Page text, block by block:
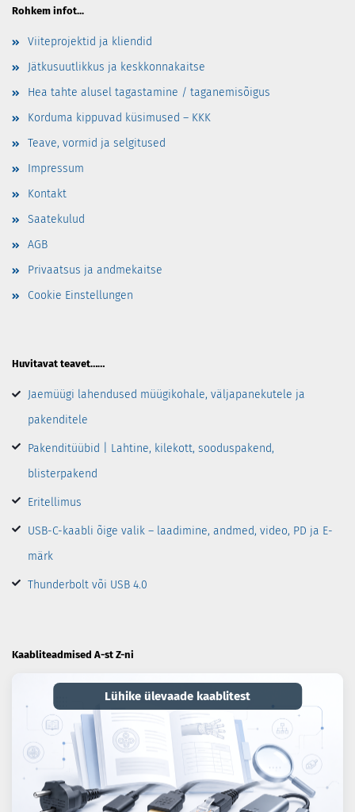
Rohkem infot...
Viiteprojektid ja kliendid
Jätkusuutlikkus ja keskkonnakaitse
Hea tahte alusel tagastamine / taganemisõigus
Korduma kippuvad küsimused – KKK
Teave, vormid ja selgitused
Impressum
Kontakt
Saatekulud
AGB
Privaatsus ja andmekaitse
Cookie Einstellungen
Huvitavat teavet……
Jaemüügi lahendused müügikohale, väljapanekutele ja
pakenditele
Pakenditüübid | Lahtine, kilekott, sooduspakend,
blisterpakend
Eritellimus
USB-C-kaabli õige valik – laadimine, andmed, video, PD ja E-
märk
Thunderbolt või USB 4.0
Kaabliteadmised A-st Z-ni
Lühike ülevaade kaablitest